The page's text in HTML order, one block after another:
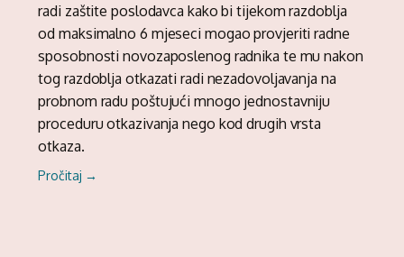
radi zaštite poslodavca kako bi tijekom razdoblja
od maksimalno 6 mjeseci mogao provjeriti radne
sposobnosti novozaposlenog radnika te mu nakon
tog razdoblja otkazati radi nezadovoljavanja na
probnom radu poštujući mnogo jednostavniju
proceduru otkazivanja nego kod drugih vrsta
otkaza.
Pročitaj →